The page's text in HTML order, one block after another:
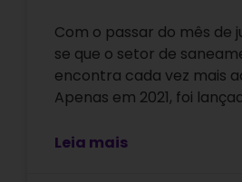
Com o passar do mês de
se que o setor de
encontra cada vez mais
Apenas em 2021, foi
Leia mais